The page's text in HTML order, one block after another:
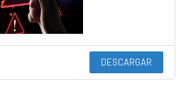
DESCARGAR